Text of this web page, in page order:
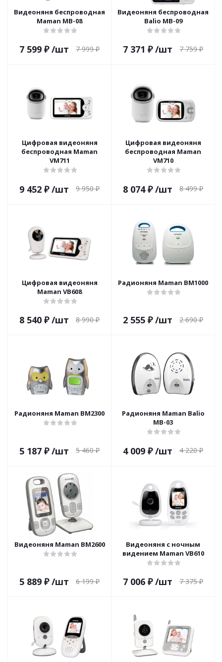
Видеоняня беспроводная
Maman MB-08
7 599 ₽ /шт 7 999₽
Видеоняня беспроводная
Balio MB-09
7 371 ₽ /шт 7 759₽
Цифровая видеоняня
беспроводная Maman
VM711
9 452 ₽ /шт 9 950₽
Цифровая видеоняня
беспроводная Maman
VM710
8 074₽ /шт 8 499₽
Цифровая видеоняня
Maman VB608
8 540 ₽ /шт 8 990₽
Радионяня Maman ВМ1000
2 555 ₽ /шт 2 690₽
Радионяня Maman BM2300
5 187 ₽ /шт 5 460₽
Радионяня Maman Balio
MB-03
4 009 ₽ /шт 4 220₽
Видеоняня Maman ВМ2600
5 889 ₽ /шт 6 199₽
Видеоняня с ночным
видением Maman VB610
7 006 ₽ /шт 7 375₽